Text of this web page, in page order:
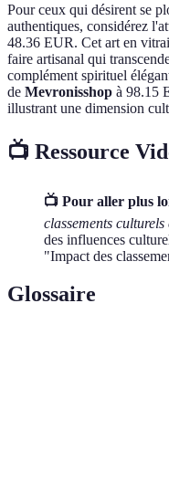
Pour ceux qui désirent se
authentiques, considérez
48.36 EUR. Cet art en
faire artisanal qui
complément spirituel
de Mevronisshop à 98.15
illustrant une dimension
📺 Ressource
📺 Pour aller plus
classements
des influences
"Impact des
Glossaire